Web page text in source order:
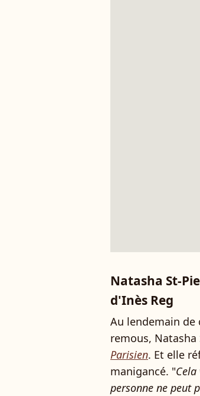
Natasha St-
d'Inès Reg
Au lendemain
remous,
Parisien. Et elle
manigancé. "
personne ne peut